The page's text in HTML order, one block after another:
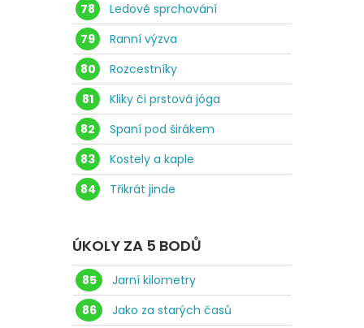
78
Ledové sprchování
79
Ranní výzva
80
Rozcestníky
81
Kliky či prstová jóga
82
Spaní pod širákem
83
Kostely a kaple
84
Třikrát jinde
ÚKOLY ZA 5 BODŮ
85
Jarní kilometry
86
Jako za starých časů